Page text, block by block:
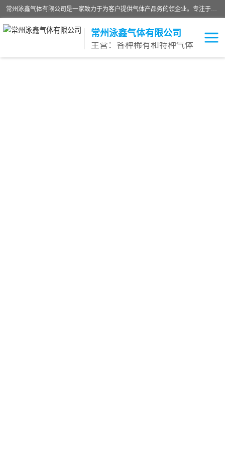
常州泳鑫气体有限公司是一家致力于为客户提供气体产品务的领企业。专注于环氧乙烷剂、环氧乙烷、高纯气体以及稀有和特种气体的研发、生产、销售和配送，产品广泛应用于医疗、电子、科研、化工、食品等多个领域。主要产品有：环氧乙烷灭菌剂，环氧乙烷，高纯氩，氮，氪，氙，氖，氘，笑，氦，氢，氧等各种稀有和特种气体。
常州泳鑫气体有限公司
主营：各种稀有和特种气体